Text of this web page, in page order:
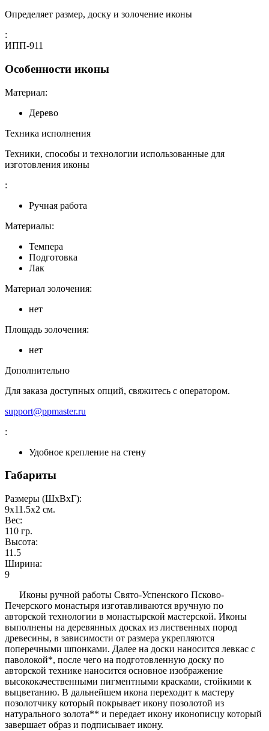
Определяет размер, доску и золочение иконы
:
ИПП-911
Особенности иконы
Материал:
Дерево
Техника исполнения
Техники, способы и технологии использованные для
изготовления иконы
:
Ручная работа
Материалы:
Темпера
Подготовка
Лак
Материал золочения:
нет
Площадь золочения:
нет
Дополнительно
Для заказа доступных опций, свяжитесь с оператором.
support@ppmaster.ru
:
Удобное крепление на стену
Габариты
Размеры (ШxВxГ):
9x11.5x2 см.
Вес:
110 гр.
Высота:
11.5
Ширина:
9
Иконы ручной работы Свято-Успенского Псково-
Печерского монастыря изготавливаются вручную по
авторской технологии в монастырской мастерской. Иконы
выполнены на деревянных досках из лиственных пород
древесины, в зависимости от размера укрепляются
поперечными шпонками. Далее на доски наносится левкас с
паволокой*, после чего на подготовленную доску по
авторской технике наносится основное изображение
высококачественными пигментными красками, стойкими к
выцветанию. В дальнейшем икона переходит к мастеру
позолотчику который покрывает икону позолотой из
натурального золота** и передает икону иконописцу который
завершает образ и подписывает икону.